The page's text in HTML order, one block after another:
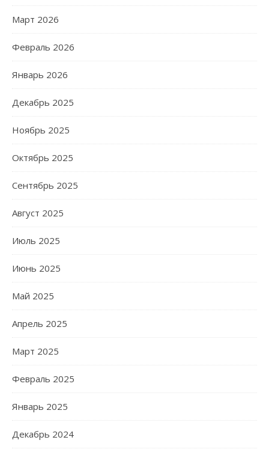
Март 2026
Февраль 2026
Январь 2026
Декабрь 2025
Ноябрь 2025
Октябрь 2025
Сентябрь 2025
Август 2025
Июль 2025
Июнь 2025
Май 2025
Апрель 2025
Март 2025
Февраль 2025
Январь 2025
Декабрь 2024